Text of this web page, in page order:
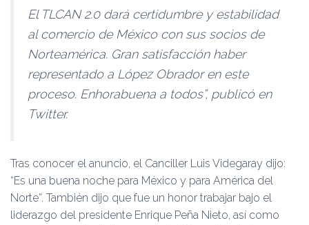
El TLCAN 2.0 dará certi­dumbre y estabilidad
al co­mercio de México con sus socios de
Norteamérica. Gran satisfacción haber
represen­tado a López Obrador en este
proceso. Enhorabuena a to­dos”, publicó en
Twitter.
Tras conocer el anuncio, el Canciller Luis Videgaray dijo:
“Es una buena noche para Mé­xico y para América del
Norte”. También dijo que fue un honor trabajar bajo el
liderazgo del presidente Enrique Peña Nieto, así como